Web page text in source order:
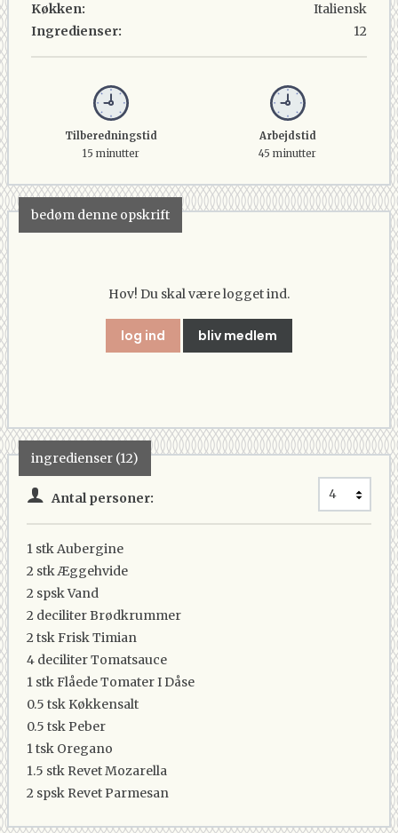
Køkken:
Ingredienser:
Italiensk
12
Tilberedningstid
15 minutter
Arbejdstid
45 minutter
bedøm denne opskrift
Hov! Du skal være logget ind.
log ind bliv medlem
ingredienser (12)
Antal personer:
1 stkAubergine
2 stkÆggehvide
2 spskVand
2 deciliterBrødkrummer
2 tskFrisk Timian
4 deciliterTomatsauce
1 stkFlåede Tomater I Dåse
0.5 tsk Køkkensalt
0.5 tskPeber
1 tsk Oregano
1.5 stk Revet Mozarella
2 spsk Revet Parmesan